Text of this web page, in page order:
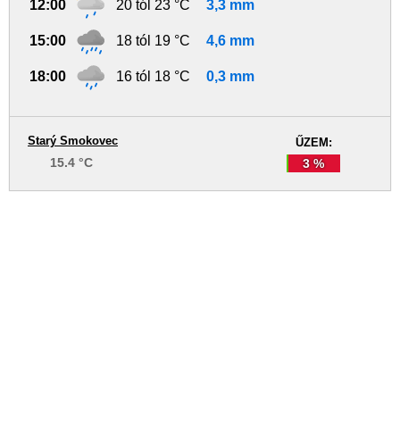
12:00 20 tól 23 °C 3,3 mm
15:00 18 tól 19 °C 4,6 mm
18:00 16 tól 18 °C 0,3 mm
ŰZEM:
3 %
Starý Smokovec
15.4 °C